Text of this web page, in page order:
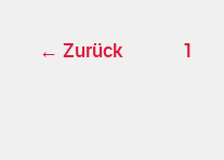
← Zurück 1